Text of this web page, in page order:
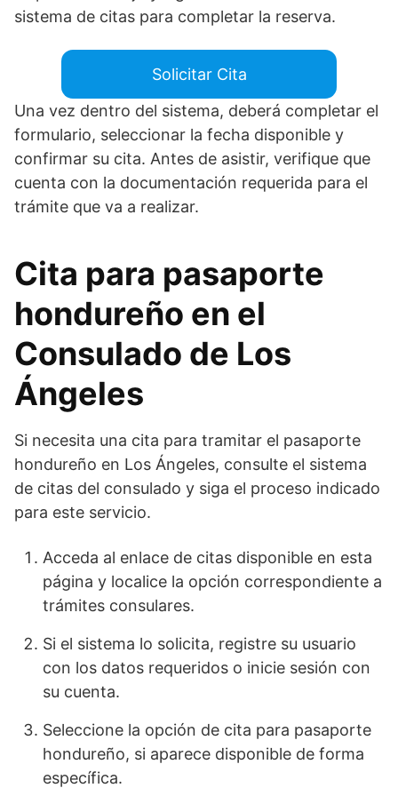
sistema de citas para completar la reserva.
Solicitar Cita
Una vez dentro del sistema, deberá completar el
formulario, seleccionar la fecha disponible y
confirmar su cita. Antes de asistir, verifique que
cuenta con la documentación requerida para el
trámite que va a realizar.
Cita para pasaporte
hondureño en el
Consulado de Los
Ángeles
Si necesita una cita para tramitar el pasaporte
hondureño en Los Ángeles, consulte el sistema
de citas del consulado y siga el proceso indicado
para este servicio.
Acceda al enlace de citas disponible en esta
página y localice la opción correspondiente a
trámites consulares.
Si el sistema lo solicita, registre su usuario
con los datos requeridos o inicie sesión con
su cuenta.
Seleccione la opción de cita para pasaporte
hondureño, si aparece disponible de forma
específica.